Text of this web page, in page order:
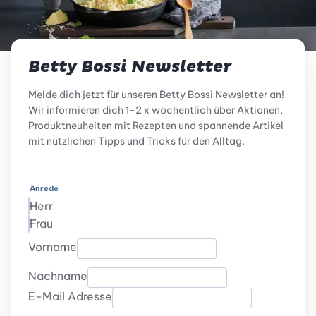
Betty Bossi Newsletter
Melde dich jetzt für unseren Betty Bossi Newsletter an!
Wir informieren dich 1-2 x wöchentlich über Aktionen,
Produktneuheiten mit Rezepten und spannende Artikel
mit nützlichen Tipps und Tricks für den Alltag.
Anrede
Herr
Frau
Vorname
Nachname
E-Mail Adresse